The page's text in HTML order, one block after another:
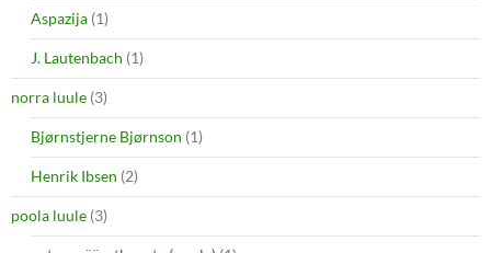
Aspazija (1)
J. Lautenbach (1)
norra luule (3)
Bjørnstjerne Bjørnson (1)
Henrik Ibsen (2)
poola luule (3)